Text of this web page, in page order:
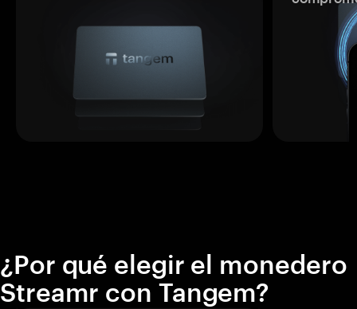
¿Por qué elegir el monedero
Streamr con Tangem?